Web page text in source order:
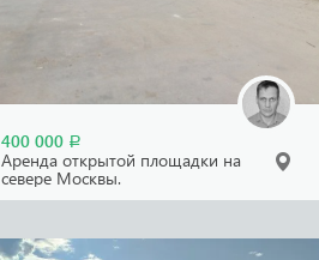
400 000 Р
Аренда открытой площадки на
севере Москвы.